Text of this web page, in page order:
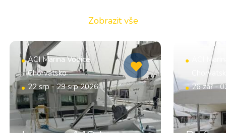
Zobrazit vše
ACI Marina Vodice,
Chorvatsko
22 srp - 29 srp 2026
ACI
26 zář -